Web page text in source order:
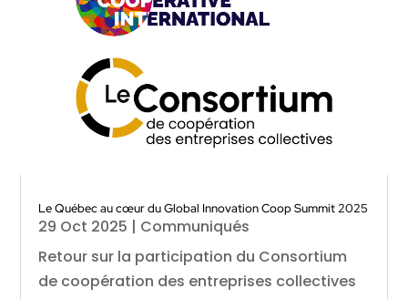
Le Québec au cœur du Global Innovation Coop Summit 2025
29 Oct 2025 | Communiqués
Retour sur la participation du Consortium
de coopération des entreprises collectives